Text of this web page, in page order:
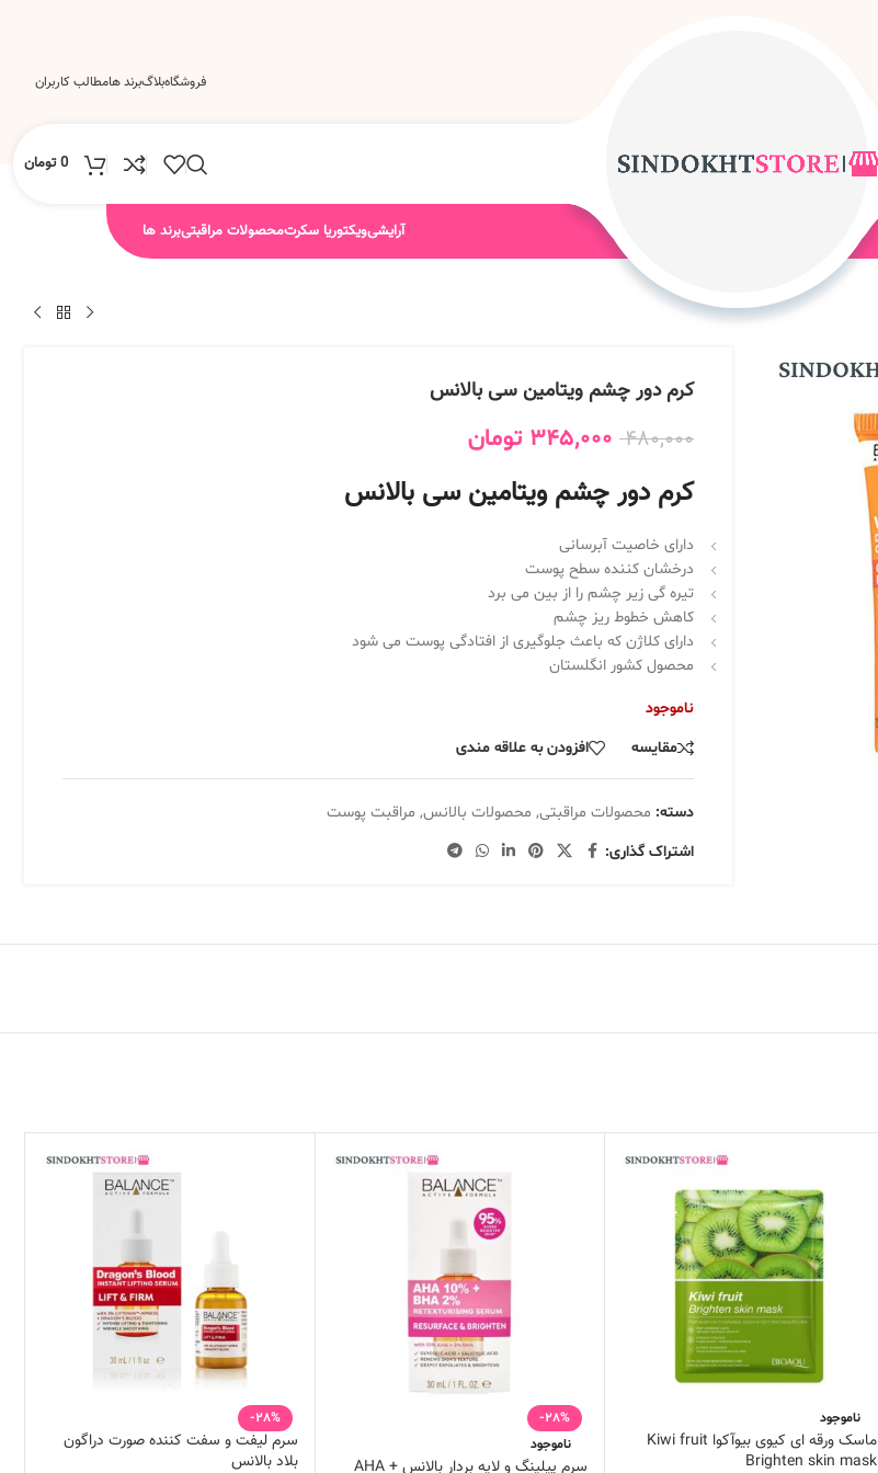
فروشگاهبلاگبرند هامطالب کاربران
0 تومان
آرایشیویکتوریا سکرتمحصولات مراقبتیبرند ها
کرم دور چشم ویتامین سی بالانس
480,000
345,000 تومان
کرم دور چشم ویتامین سی بالانس
دارای خاصیت آبرسانی
درخشان کننده سطح پوست
تیره گی زیر چشم را از بین می برد
کاهش خطوط ریز چشم
دارای کلاژن که باعث جلوگیری از افتادگی پوست می شود
محصول کشور انگلستان
ناموجود
مقایسه
افزودن به علاقه مندی
دسته: محصولات مراقبتی, محصولات بالانس, مراقبت پوست
اشتراک گذاری:
ناموجود
ماسک ورقه ای کیوی بیوآکوا Kiwi fruit
Brighten skin mask
-28%
ناموجود
سرم پیلینگ و لایه بردار بالانس AHA +
-28%
سرم لیفت و سفت کننده صورت دراگون
بلاد بالانس